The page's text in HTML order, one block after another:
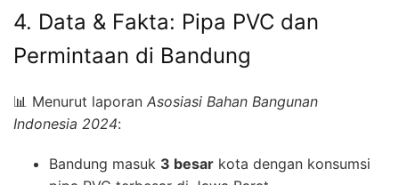
4. Data & Fakta: Pipa PVC dan
Permintaan di Bandung
📊 Menurut laporan Asosiasi Bahan Bangunan
Indonesia 2024:
Bandung masuk 3 besar kota dengan konsumsi